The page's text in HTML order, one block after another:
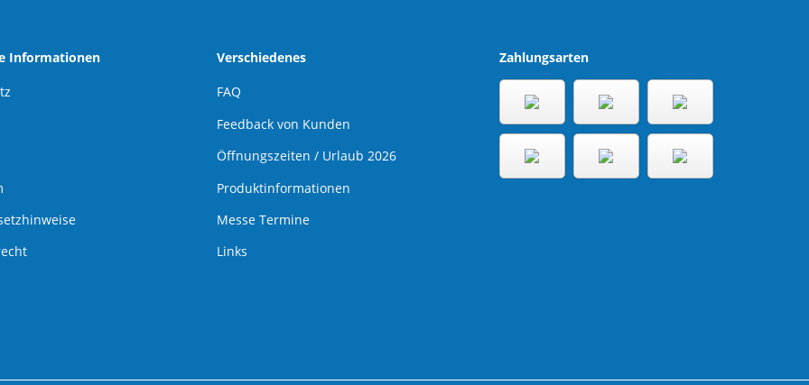
Informationen Verschiedenes
FAQ
Feedback von Kunden
Öffnungszeiten / Urlaub 2026
Produktinformationen
Messe Termine
Links
Zahlungsarten